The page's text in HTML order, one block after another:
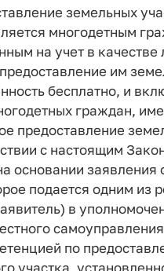
земельных
многодетным
на учет в
им
бесплатно, и
граждан,
предоставление
с настоящим
основании заявления
подается одним из
в
по
участка,